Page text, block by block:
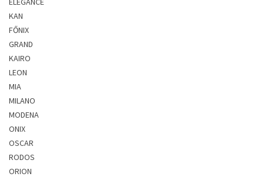
KAN
FŐNIX
GRAND
KAIRO
LEON
MIA
MILANO
MODENA
ONIX
OSCAR
RODOS
ORION